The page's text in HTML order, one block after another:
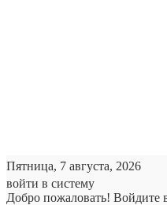
Пятница, 7 августа, 2026
войти в систему
Добро пожаловать! Войдите